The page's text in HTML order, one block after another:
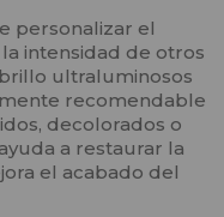
personalizar el
intensidad de otros
ultraluminosos
recomendable
decolorados o
a restaurar la
el acabado del